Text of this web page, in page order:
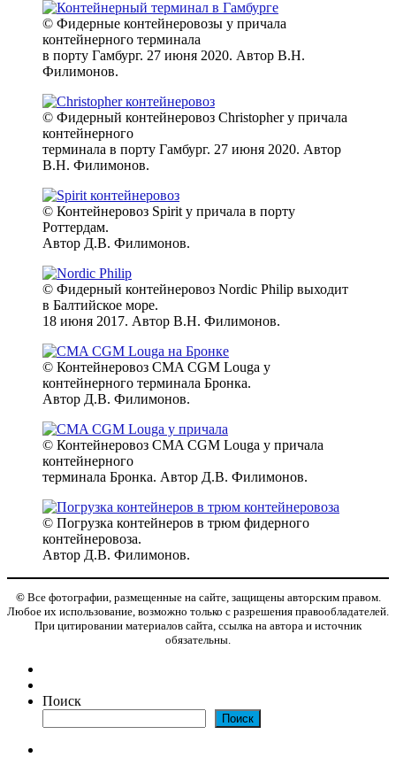
© Фидерные контейнеровозы у причала
контейнерного терминала
в порту Гамбург. 27 июня 2020. Автор В.Н.
Филимонов.
© Фидерный контейнеровоз Christopher у причала
контейнерного
терминала в порту Гамбург. 27 июня 2020. Автор
В.Н. Филимонов.
© Контейнеровоз Spirit у причала в порту
Роттердам.
Автор Д.В. Филимонов.
© Фидерный контейнеровоз Nordic Philip выходит
в Балтийское море.
18 июня 2017. Автор В.Н. Филимонов.
© Контейнеровоз CMA CGM Louga у
контейнерного терминала Бронка.
Автор Д.В. Филимонов.
© Контейнеровоз CMA CGM Louga у причала
контейнерного
терминала Бронка. Автор Д.В. Филимонов.
© Погрузка контейнеров в трюм фидерного
контейнеровоза.
Автор Д.В. Филимонов.
© Все фотографии, размещенные на сайте, защищены авторским правом.
Любое их использование, возможно только с разрешения правообладателей.
При цитировании материалов сайта, ссылка на автора и источник
обязательны.
Поиск
Поиск